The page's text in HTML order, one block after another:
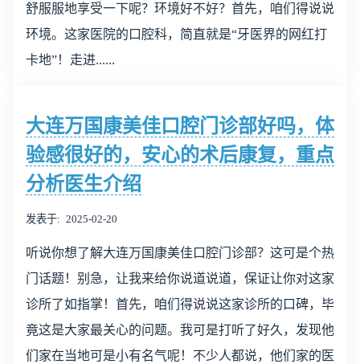
舒服服地享受一下呢？环境好不好？首先，咱们得说说
环境。这家医院的口腔科，简直就是“牙医界的网红打
卡地”！走进......
大连万国康美佳口腔门诊部好吗，体
验感很好的，安心的术后康复，重点
分析医生介绍
发表于 2025-02-20
听说你想了解大连万国康美佳口腔门诊部？这可是个热
门话题！别急，让我来给你说道说道，保证让你对这家
诊所了如指掌！首先，咱们得说说这家诊所的口碑，毕
竟这是大家最关心的问题。我可是打听了好久，发现他
们家在当地可是小有名气呢！不少人都说，他们家的医